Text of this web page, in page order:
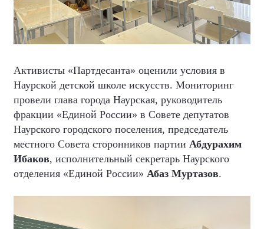
Активисты «Партдесанта» оценили условия в
Наурской детской школе искусств. Мониторинг
провели глава города Наурская, руководитель
фракции «Единой России» в Совете депутатов
Наурского городского поселения, председатель
местного Совета сторонников партии Абдурахим
Ибаков, исполнительный секретарь Наурского
отделения «Единой России» Абаз Муртазов.